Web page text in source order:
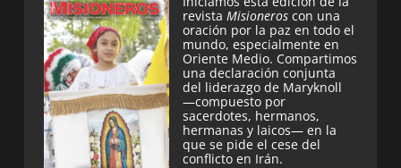
revista Misioneros con una
oración por la paz en todo el
mundo, especialmente en
Oriente Medio. Compartimos
una declaración conjunta
del liderazgo de Maryknoll
—compuesto por
sacerdotes, hermanos,
hermanas y laicos— en la
que se pide el cese del
conflicto en Irán.